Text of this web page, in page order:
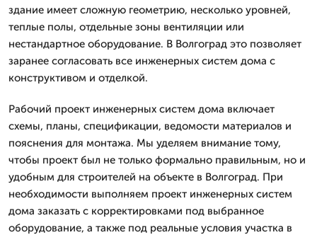
здание имеет сложную геометрию, несколько уровней,
теплые полы, отдельные зоны вентиляции или
нестандартное оборудование. В Волгоград это позволяет
заранее согласовать все инженерных систем дома с
конструктивом и отделкой.
Рабочий проект инженерных систем дома включает
схемы, планы, спецификации, ведомости материалов и
пояснения для монтажа. Мы уделяем внимание тому,
чтобы проект был не только формально правильным, но и
удобным для строителей на объекте в Волгоград. При
необходимости выполняем проект инженерных систем
дома заказать с корректировками под выбранное
оборудование, а также под реальные условия участка в